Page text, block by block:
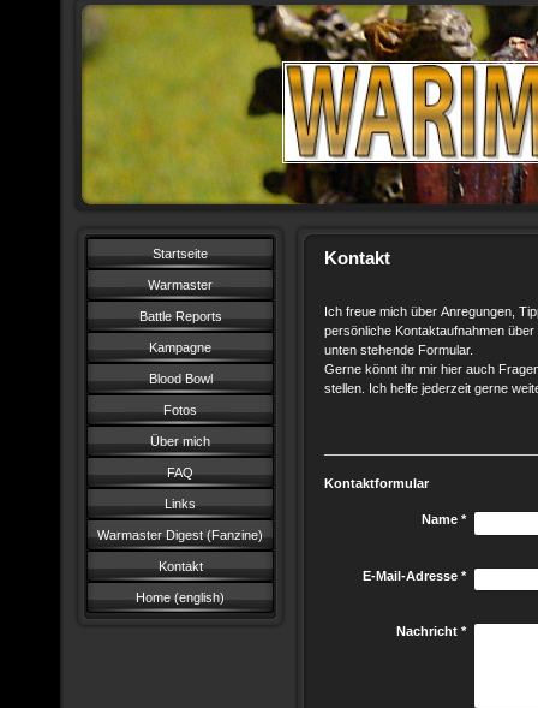
Startseite
Warmaster
Battle Reports
Kampagne
Blood Bowl
Fotos
Über mich
FAQ
Links
Warmaster Digest (Fanzine)
Kontakt
Home (english)
Kontakt
Ich freue mich über Anregungen,
persönliche Kontaktaufnahmen über
unten stehende Formular.
Gerne könnt ihr mir hier auch
stellen. Ich helfe jederzeit gerne
Kontaktformular
Name *
E-Mail-Adresse *
Nachricht *